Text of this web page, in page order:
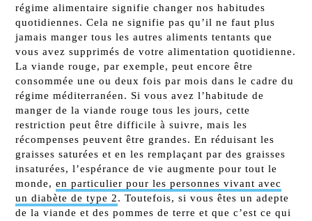
régime alimentaire signifie changer nos habitudes
quotidiennes. Cela ne signifie pas qu’il ne faut plus
jamais manger tous les autres aliments tentants que
vous avez supprimés de votre alimentation quotidienne.
La viande rouge, par exemple, peut encore être
consommée une ou deux fois par mois dans le cadre du
régime méditerranéen. Si vous avez l’habitude de
manger de la viande rouge tous les jours, cette
restriction peut être difficile à suivre, mais les
récompenses peuvent être grandes. En réduisant les
graisses saturées et en les remplaçant par des graisses
insaturées, l’espérance de vie augmente pour tout le
monde,en particulier pour les personnes vivant avec
un diabète de type 2. Toutefois, si vous êtes un adepte
de la viande et des pommes de terre et que c’est ce qui